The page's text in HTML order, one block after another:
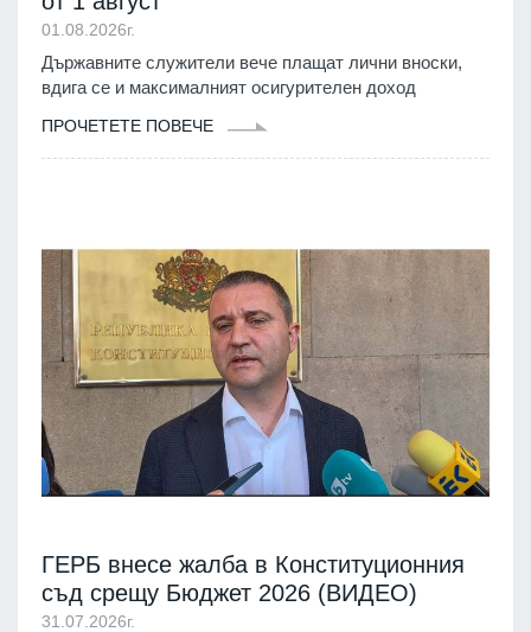
01.08.2026г.
Държавните служители вече плащат лични вноски,
вдига се и максималният осигурителен доход
ПРОЧЕТЕТЕ ПОВЕЧЕ
ГЕРБ внесе жалба в Конституционния
съд срещу Бюджет 2026 (ВИДЕО)
31.07.2026г.